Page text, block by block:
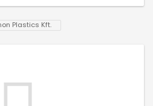
Plastics Kft.